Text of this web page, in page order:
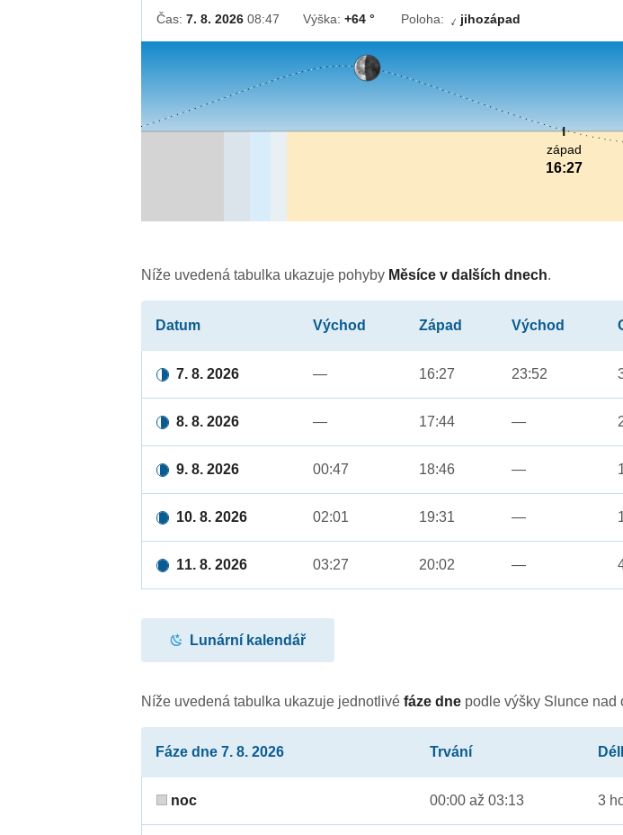
Čas:7. 8. 2026 08:47 Výška:+64 ° Poloha: ↓ jihozápad
západ
16:27
Níže uvedená tabulka ukazuje pohyby Měsíce v dalších dnech.
Datum Východ Západ Východ
7. 8. 2026 — 16:27 23:52
8. 8. 2026 — 17:44 —
9. 8. 2026 00:47 18:46 —
10. 8. 2026 02:01 19:31 —
11. 8. 2026 03:27 20:02 —
Lunární kalendář
Níže uvedená tabulka ukazuje jednotlivéfáze dne podle výšky Slunce nad
Fáze dne 7. 8. 2026 Trvání
noc 00:00 až 03:13 3